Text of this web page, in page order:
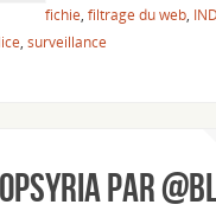
fichie filtrage du web
surveillance
par